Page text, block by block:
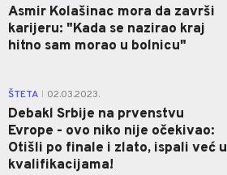
Asmir Kolašinac mora da završi
karijeru: "Kada se nazirao kraj
hitno sam morao u bolnicu"
ŠTETA 02.03.2023.
Debakl Srbije na prvenstvu
Evrope - ovo niko nije očekivao:
Otišli po finale i zlato, ispali već u
kvalifikacijama!